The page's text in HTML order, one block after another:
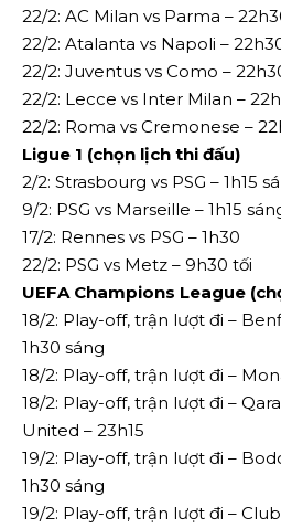
22/2: AC Milan vs Parma –
22/2: Atalanta vs Napoli –
22/2: Juventus vs Como –
22/2: Lecce vs Inter Milan –
22/2: Roma vs Cremonese –
Ligue 1 (chọn lịch thi đấu)
2/2: Strasbourg vs PSG – 1h15
9/2: PSG vs Marseille – 1h15
17/2: Rennes vs PSG – 1h30
22/2: PSG vs Metz – 9h30 tối
UEFA Champions League
18/2: Play-off, trận lượt đi –
1h30 sáng
18/2: Play-off, trận lượt đi –
18/2: Play-off, trận lượt đi –
United – 23h15
19/2: Play-off, trận lượt đi –
1h30 sáng
19/2: Play-off, trận lượt đi –